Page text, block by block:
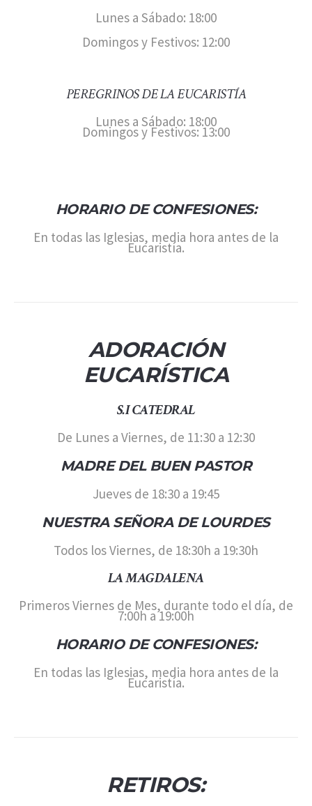
Lunes a Sábado: 18:00
Domingos y Festivos: 12:00
PEREGRINOS DE LA EUCARISTÍA
Lunes a Sábado: 18:00
Domingos y Festivos: 13:00
HORARIO DE CONFESIONES:
En todas las Iglesias, media hora antes de la
Eucaristía.
ADORACIÓN
EUCARÍSTICA
S.I CATEDRAL
De Lunes a Viernes, de 11:30 a 12:30
MADRE DEL BUEN PASTOR
Jueves de 18:30 a 19:45
NUESTRA SEÑORA DE LOURDES
Todos los Viernes, de 18:30h a 19:30h
LA MAGDALENA
Primeros Viernes de Mes, durante todo el día, de
7:00h a 19:00h
HORARIO DE CONFESIONES:
En todas las Iglesias, media hora antes de la
Eucaristía.
RETIROS: